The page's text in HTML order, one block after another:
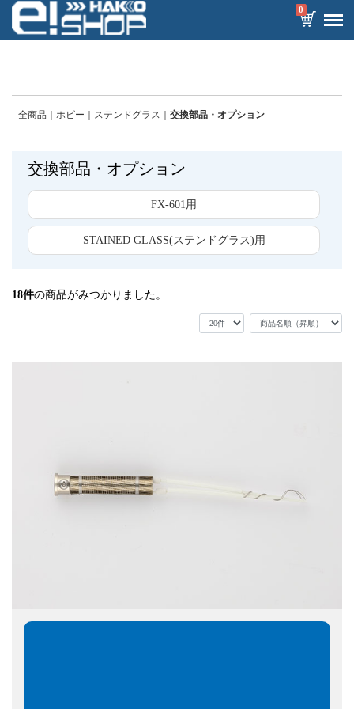
0
全商品 ホビー ステンドグラス 交換部品・オプション
交換部品・オプション
FX-601用
STAINED GLASS(ステンドグラス)用
18件の商品がみつかりました。